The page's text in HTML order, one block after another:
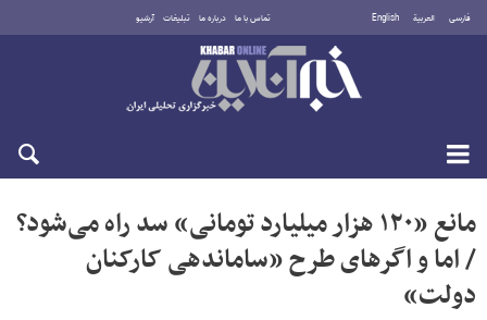
فارسی العربية English تماس با ما درباره ما تبلیغات آرشیو
جمعه ۱۶ مرداد ۱۴۰۵
مانع «۱۲۰ هزار میلیارد تومانی» سد راه می‌شود؟
/ اما و اگرهای طرح «ساماندهی کارکنان
دولت»